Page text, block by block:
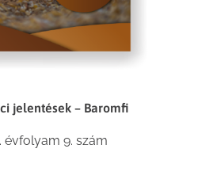
jelentések – Baromfi
évfolyam 9. szám